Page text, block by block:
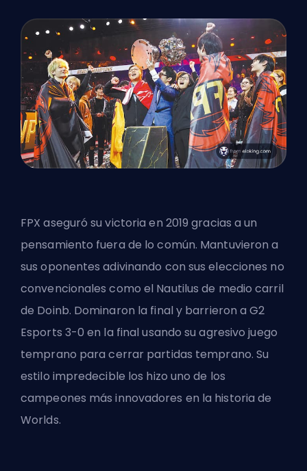
FPX aseguró su victoria en 2019 gracias a un
pensamiento fuera de lo común. Mantuvieron a
sus oponentes adivinando con sus elecciones no
convencionales como el Nautilus de medio carril
de Doinb. Dominaron la final y barrieron a G2
Esports 3-0 en la final usando su agresivo juego
temprano para cerrar partidas temprano. Su
estilo impredecible los hizo uno de los
campeones más innovadores en la historia de
Worlds.